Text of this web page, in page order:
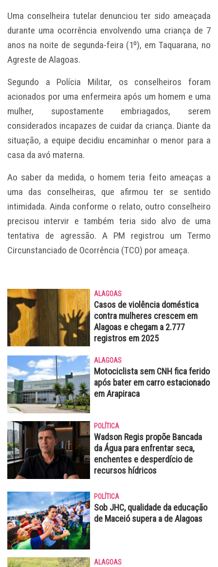
Uma conselheira tutelar denunciou ter sido ameaçada
durante uma ocorrência envolvendo uma criança de 7
anos na noite de segunda-feira (1º), em Taquarana, no
Agreste de Alagoas.
Segundo a Polícia Militar, os conselheiros foram
acionados por uma enfermeira após um homem e uma
mulher, supostamente embriagados, serem
considerados incapazes de cuidar da criança. Diante da
situação, a equipe decidiu encaminhar o menor para a
casa da avó materna.
Ao saber da medida, o homem teria feito ameaças a
uma das conselheiras, que afirmou ter se sentido
intimidada. Ainda conforme o relato, outro conselheiro
precisou intervir e também teria sido alvo de uma
tentativa de agressão. A PM registrou um Termo
Circunstanciado de Ocorrência (TCO) por ameaça.
ALAGOAS
Casos de violência doméstica
contra mulheres crescem em
Alagoas e chegam a 2.777
registros em 2025
ALAGOAS
Motociclista sem CNH fica ferido
após bater em carro estacionado
em Arapiraca
POLÍTICA
Wadson Regis propõe Bancada
da Água para enfrentar seca,
enchentes e desperdício de
recursos hídricos
POLÍTICA
Sob JHC, qualidade da educação
de Maceió supera a de Alagoas
ALAGOAS